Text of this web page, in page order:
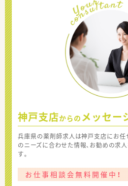
神戸支店からの メッセー
兵庫県の薬剤師求人は神戸支店にお任
のニーズに合わせた情報、お勧めの求
す。
お仕事相談会無料開催中！